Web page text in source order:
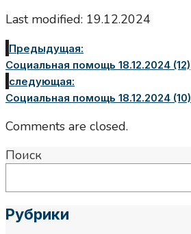
Last modified: 19.12.2024
Предыдущая:
Социальная помощь 18.12.2024 (12)
следующая:
Социальная помощь 18.12.2024 (10)
Comments are closed.
Поиск
Рубрики